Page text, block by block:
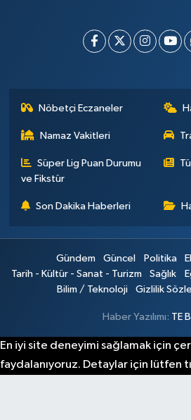
Nöbetçi Eczaneler
Namaz Vakitleri
Süper Lig Puan Durumu
ve Fikstür
Son Dakika Haberleri
Gündem Güncel Politika
Tarih - Kültür - Sanat - Turizm
Sağlık
Bilim / Teknoloji
Gizlilik
Haber Yazılımı: TE
En iyi site deneyimi sağlamak için
faydalanıyoruz. Detaylar için lütfen